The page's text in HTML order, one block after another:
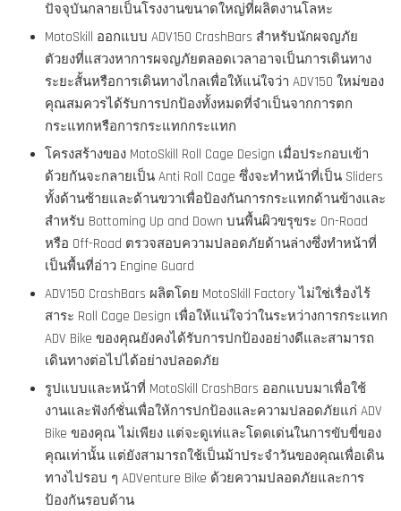
ปัจจุบันกลายเป็นโรงงานขนาดใหญ่ที่ผลิตงานโลหะ
MotoSkill ออกแบบ ADV150 CrashBars สำหรับนักผจญภัย
ตัวยงที่แสวงหาการผจญภัยตลอดเวลาอาจเป็นการเดินทาง
ระยะสั้นหรือการเดินทางไกลเพื่อให้แน่ใจว่า ADV150 ใหม่ของ
คุณสมควรได้รับการปกป้องทั้งหมดที่จำเป็นจากการตก
กระแทกหรือการกระแทกกระแทก
โครงสร้างของ MotoSkill Roll Cage Design เมื่อประกอบเข้า
ด้วยกันจะกลายเป็น Anti Roll Cage ซึ่งจะทำหน้าที่เป็น Sliders
ทั้งด้านซ้ายและด้านขวาเพื่อป้องกันการกระแทกด้านข้างและ
สำหรับ Bottoming Up and Down บนพื้นผิวขรุขระ On-Road
หรือ Off-Road ตรวจสอบความปลอดภัยด้านล่างซึ่งทำหน้าที่
เป็นพื้นที่อ่าว Engine Guard
ADV150 CrashBars ผลิตโดย MotoSkill Factory ไม่ใช่เรื่องไร้
สาระ Roll Cage Design เพื่อให้แน่ใจว่าในระหว่างการกระแทก
ADV Bike ของคุณยังคงได้รับการปกป้องอย่างดีและสามารถ
เดินทางต่อไปได้อย่างปลอดภัย
รูปแบบและหน้าที่ MotoSkill CrashBars ออกแบบมาเพื่อใช้
งานและฟังก์ชั่นเพื่อให้การปกป้องและความปลอดภัยแก่ ADV
Bike ของคุณ ไม่เพียง แต่จะดูเท่และโดดเด่นในการขับขี่ของ
คุณเท่านั้น แต่ยังสามารถใช้เป็นม้าประจำวันของคุณเพื่อเดิน
ทางไปรอบ ๆ ADVenture Bike ด้วยความปลอดภัยและการ
ป้องกันรอบด้าน